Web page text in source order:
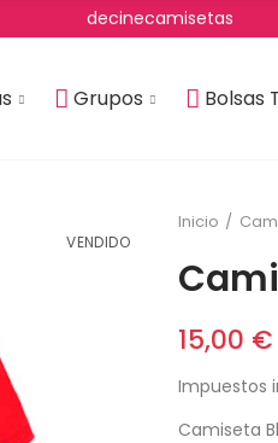
decinecamisetas
Grupos Bolsas
VENDIDO
Inicio
15,00 €
Impuestos
Camiseta